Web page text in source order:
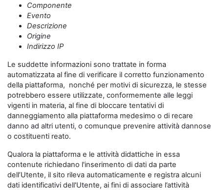
Componente
Evento
Descrizione
Origine
Indirizzo IP
Le suddette informazioni sono trattate in forma
automatizzata al fine di verificare il corretto funzionamento
della piattaforma, nonché per motivi di sicurezza, le stesse
potrebbero essere utilizzate, conformemente alle leggi
vigenti in materia, al fine di bloccare tentativi di
danneggiamento alla piattaforma medesimo o di recare
danno ad altri utenti, o comunque prevenire attività dannose
o costituenti reato.
Qualora la piattaforma e le attività didattiche in essa
contenute richiedano l'inserimento di dati da parte
dell’Utente, il sito rileva automaticamente e registra alcuni
dati identificativi dell'Utente, ai fini di associare l’attività